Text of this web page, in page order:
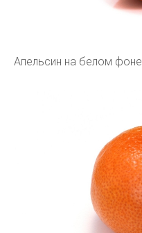
Апельсин на белом фоне